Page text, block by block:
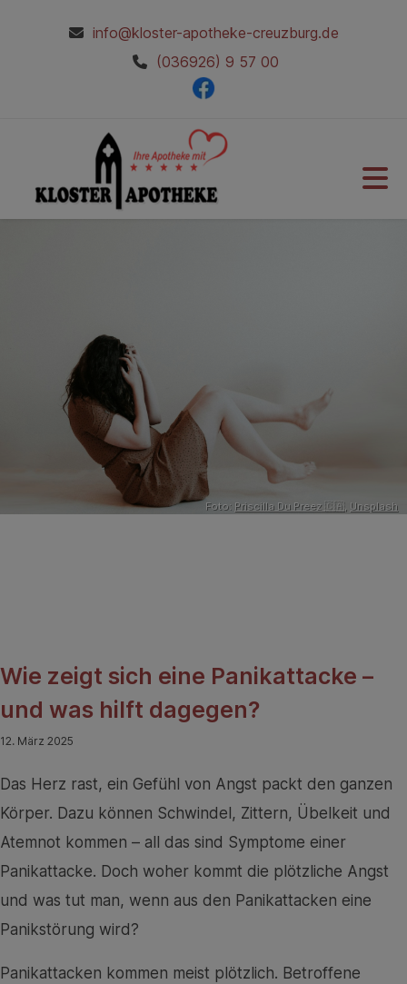
info@kloster-apotheke-creuzburg.de
(036926) 9 57 00
Foto: Priscilla Du Preez 🇨🇦 , Unsplash
Wie zeigt sich eine Panikattacke –
und was hilft dagegen?
12. März 2025
Das Herz rast, ein Gefühl von Angst packt den ganzen
Körper. Dazu können Schwindel, Zittern, Übelkeit und
Atemnot kommen – all das sind Symptome einer
Panikattacke. Doch woher kommt die plötzliche Angst
und was tut man, wenn aus den Panikattacken eine
Panikstörung wird?
Panikattacken kommen meist plötzlich. Betroffene